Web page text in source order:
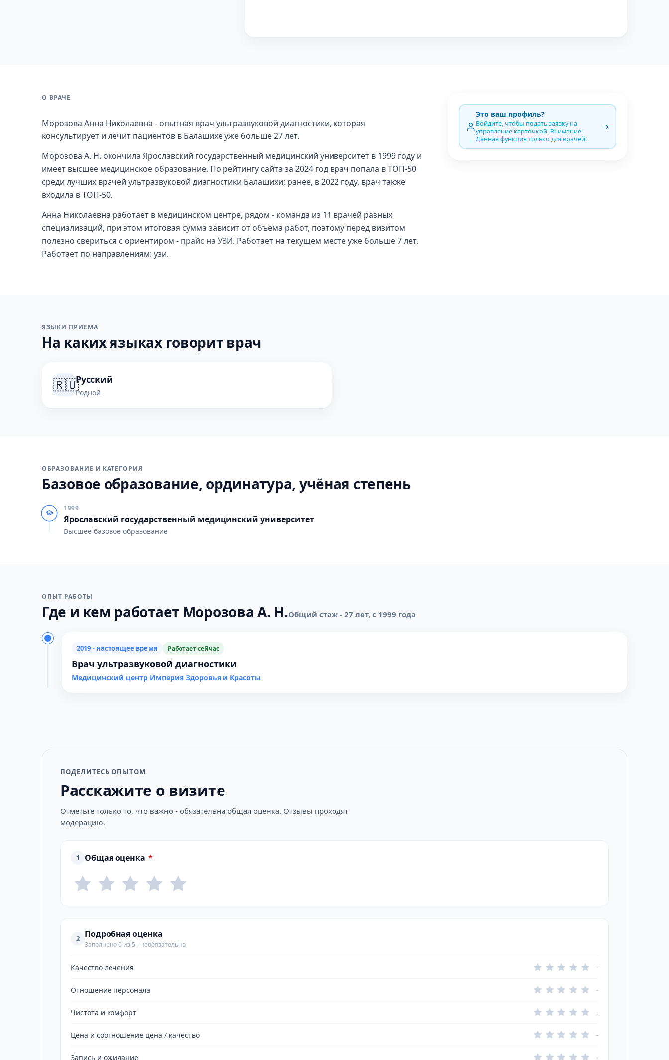
О ВРАЧЕ
Морозова Анна Николаевна - опытная врач ультразвуковой диагностики, которая
консультирует и лечит пациентов в Балашихе уже больше 27 лет.
Морозова А. Н. окончила Ярославский государственный медицинский университет в 1999 году и
имеет высшее медицинское образование. По рейтингу сайта за 2024 год врач попала в ТОП-50
среди лучших врачей ультразвуковой диагностики Балашихи; ранее, в 2022 году, врач также
входила в ТОП-50.
Анна Николаевна работает в медицинском центре, рядом - команда из 11 врачей разных
специализаций, при этом итоговая сумма зависит от объёма работ, поэтому перед визитом
полезно свериться с ориентиром - прайс на УЗИ. Работает на текущем месте уже больше 7 лет.
Работает по направлениям: узи.
Это ваш профиль?
Войдите, чтобы подать заявку на
управление карточкой. Внимание!
Данная функция только для врачей!
ЯЗЫКИ ПРИЁМА
На каких языках говорит врач
🇷🇺Русский
Родной
ОБРАЗОВАНИЕ И КАТЕГОРИЯ
Базовое образование, ординатура, учёная степень
1999
Ярославский государственный медицинский университет
Высшее базовое образование
ОПЫТ РАБОТЫ
Где и кем работает Морозова А. Н.Общий стаж - 27 лет, с 1999 года
2019 - настоящее время Работает сейчас
Врач ультразвуковой диагностики
Медицинский центр Империя Здоровья и Красоты
ПОДЕЛИТЕСЬ ОПЫТОМ
Расскажите о визите
Отметьте только то, что важно - обязательна общая оценка. Отзывы проходят
модерацию.
1 Общая оценка *
2 Подробная оценка
Заполнено 0 из 5 - необязательно
Качество лечения -
Отношение персонала -
Чистота и комфорт -
Цена и соотношение цена / качество -
Запись и ожидание -